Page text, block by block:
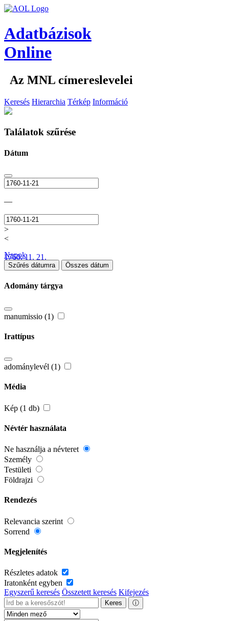
Adatbázisok
Online
Az MNL címereslevelei
Keresés Hierarchia Térkép Információ
Találatok szűrése
Dátum
—
>
<
1760. 11. 21.
Napok
Szűrés dátumra Összes dátum
Adomány tárgya
manumissio (1)
Irattípus
adománylevél (1)
Média
Kép (1 db)
Névtér használata
Ne használja a névteret
Személy
Testületi
Földrajzi
Rendezés
Relevancia szerint
Sorrend
Megjelenítés
Részletes adatok
Iratonként egyben
Egyszerű keresés Összetett keresés Kifejezés
Keres ⓘ